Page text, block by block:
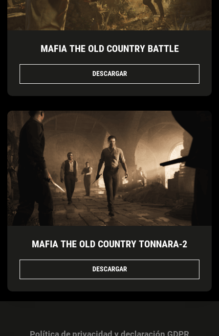
MAFIA THE OLD COUNTRY BATTLE
DESCARGAR
MAFIA THE OLD COUNTRY TONNARA-2
DESCARGAR